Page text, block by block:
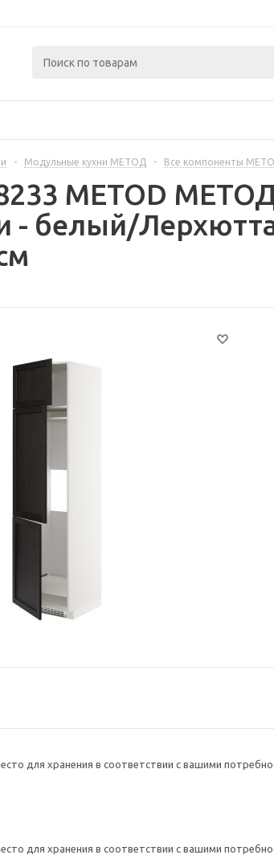
- Модульные кухни МЕТОД - Все компоненты
METOD
- белый/
для хранения в соответствии с вашими
для хранения в соответствии с вашими